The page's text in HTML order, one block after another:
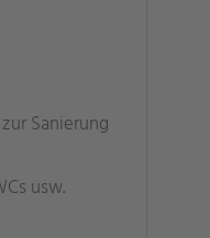
Sanierung
usw.